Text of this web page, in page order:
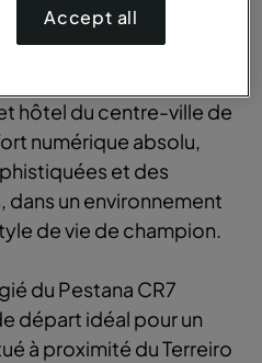
contemporain
hôtel du centre-ville de
numérique absolu,
et des
dans un environnement
de vie de champion.
du Pestana CR7
départ idéal pour un
à proximité du Terreiro
Accept all